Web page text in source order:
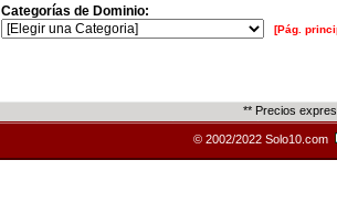
Categorías de Dominio:
[Pág.
** Precios
© 2002/2022 Solo10.com